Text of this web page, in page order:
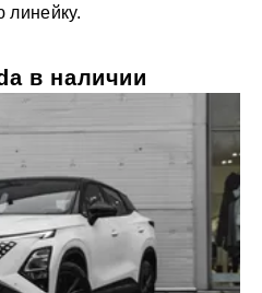
линейку.
в наличии